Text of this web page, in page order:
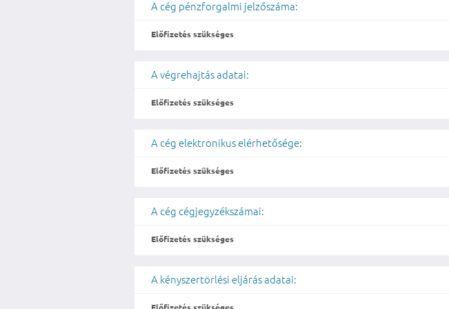
A cég pénzforgalmi jelzőszáma:
Előfizetés szükséges
A végrehajtás adatai:
Előfizetés szükséges
A cég elektronikus elérhetősége:
Előfizetés szükséges
A cég cégjegyzékszámai:
Előfizetés szükséges
A kényszertörlési eljárás adatai: